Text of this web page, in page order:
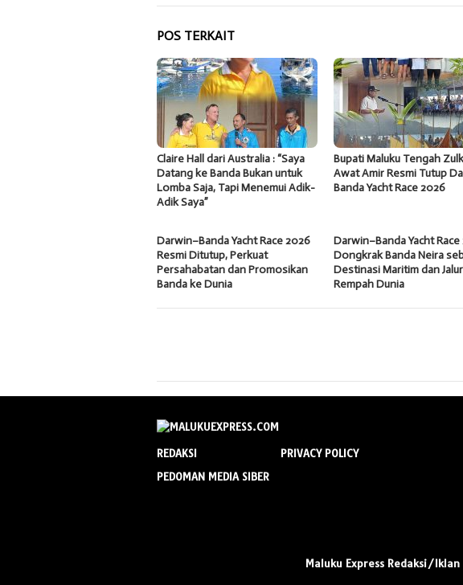
POS TERKAIT
Claire Hall dari Australia : “Saya
Datang ke Banda Bukan untuk
Lomba Saja, Tapi Menemui Adik-
Adik Saya”
Bupati Maluku Tengah
Awat Amir Resmi Tutup
Banda Yacht Race 2026
Darwin–Banda Yacht Race 2026
Resmi Ditutup, Perkuat
Persahabatan dan Promosikan
Banda ke Dunia
Darwin–Banda Yacht
Dongkrak Banda Neira
Destinasi Maritim dan Jalur
Rempah Dunia
REDAKSI
PRIVACY POLICY
PEDOMAN MEDIA SIBER
Maluku Express Redaksi/